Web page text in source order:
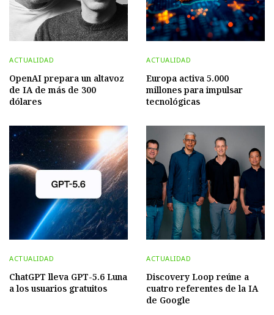
ACTUALIDAD
OpenAI prepara un altavoz
de IA de más de 300
dólares
ACTUALIDAD
Europa activa 5.000
millones para impulsar
tecnológicas
ACTUALIDAD
ChatGPT lleva GPT-5.6 Luna
a los usuarios gratuitos
ACTUALIDAD
Discovery Loop reúne a
cuatro referentes de la IA
de Google